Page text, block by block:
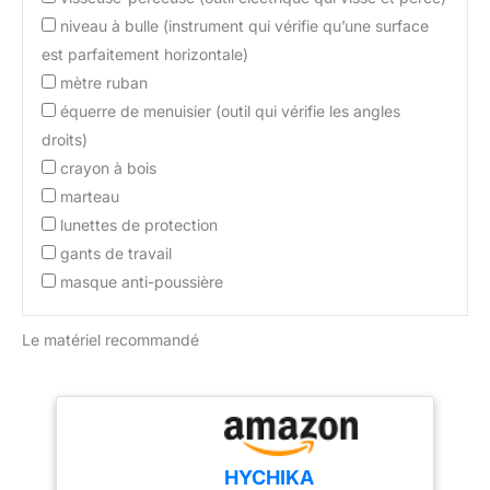
suspendre, facilitant ainsi
leur séchage complet et
leur rangement. Facile à
brosse dans le diluant
murs, des armoires ou
préférée. Convient à tous
types de peintures,
peintures solubles dans
l'eau. Conseil : Lavez-le
niveau à bulle (instrument qui vérifie qu’une surface
est parfaitement horizontale)
mètre ruban
équerre de menuisier (outil qui vérifie les angles
droits)
crayon à bois
marteau
lunettes de protection
gants de travail
masque anti-poussière
Le matériel recommandé
HYCHIKA